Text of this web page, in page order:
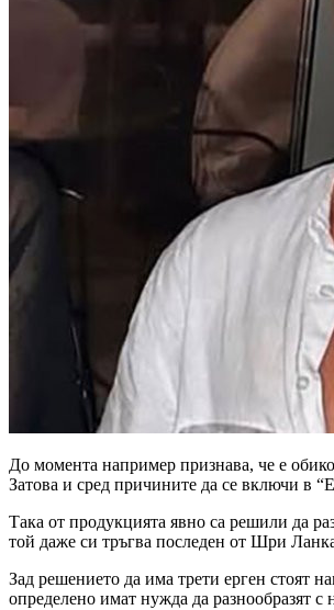
До момента например признава, че е
Затова и сред причините да се включи в
Така от продукцията явно са решили да
той даже си тръгва последен от Шри
Зад решението да има трети ерген стоят
определено имат нужда да разнообразят с